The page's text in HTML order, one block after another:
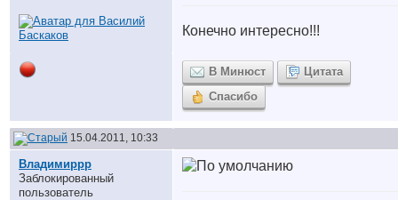
Конечно интересно!!!
В Минюст
Цитата
Спасибо
15.04.2011, 10:33
Владимиррр
Заблокированный
пользователь